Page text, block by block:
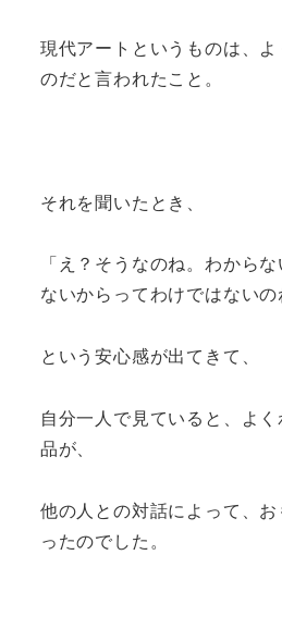
現代アートというものは、
のだと言われたこと。
それを聞いたとき、
「え？そうなのね。わから
ないからってわけではないの
という安心感が出てきて、
自分一人で見ていると、よ
品が、
他の人との対話によって、
ったのでした。